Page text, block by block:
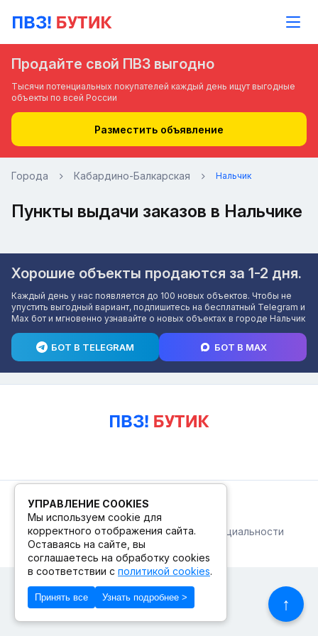
Продайте свой ПВЗ выгодно
Тысячи потенциальных покупателей каждый день ищут выгодные
объекты по всей России
Разместить объявление
Города Кабардино-Балкарская Нальчик
Пункты выдачи заказов в Нальчике
Хорошие объекты продаются за 1-2 дня.
Каждый день у нас появляется до 100 новых объектов. Чтобы не
упустить выгодный вариант, подпишитесь на бесплатный Telegram и
Max бот и мгновенно узнавайте о новых объектах в городе Нальчик
БОТ В TELEGRAM БОТ В MAX
↑
© 2026. ПВЗ! БУТИК.
Публичная офертаПолитика конфиденциальности
© Сделано в Фидживеб
УПРАВЛЕНИЕ COOKIES
Мы используем cookie для
корректного отображения сайта.
Оставаясь на сайте, вы
соглашаетесь на обработку cookies
в соответствии с политикой cookies.
Принять все Узнать подробнее >